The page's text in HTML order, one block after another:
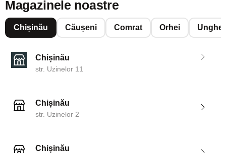
Magazinele noastre
Chișinău Căușeni Comrat Orhei
Chișinău
str. Uzinelor 11
Chișinău
str. Uzinelor 2
Chișinău